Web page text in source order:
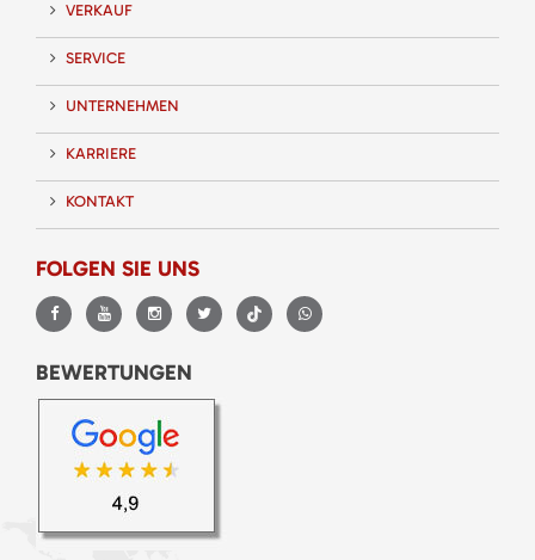
VERKAUF
SERVICE
UNTERNEHMEN
KARRIERE
KONTAKT
FOLGEN SIE UNS
BEWERTUNGEN